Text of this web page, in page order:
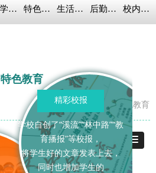
教学科研 特色教育 生活教育 后勤保障 校内链接
特色教育
首页 >特色教育
学校自创了“溪流”“林中路”“教
育播报”等校报，
将学生好的文章发表上去，
同时也增加学生的
精彩校报